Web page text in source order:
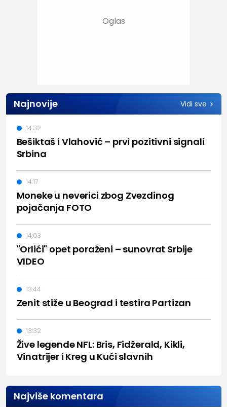
Najnovije Vidi sve
Bešiktaš i Vlahović – prvi pozitivni signali
Srbina
14:32
Moneke u neverici zbog Zvezdinog
pojačanja FOTO
14:17
"Orlići" opet poraženi – sunovrat Srbije
VIDEO
14:03
Zenit stiže u Beograd i testira Partizan
13:44
Žive legende NFL: Bris, Fidžerald, Kikli,
Vinatrijer i Kreg u Kući slavnih
13:32
Najviše komentara